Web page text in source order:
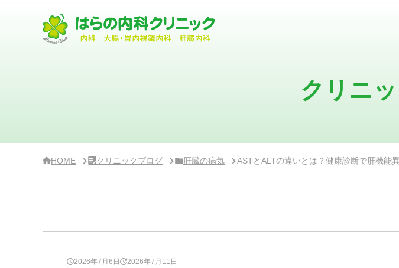
クリニ
HOME クリニックブログ 肝臓の病気 ASTとALTの違いとは？健康診断で肝機能
2026年7月6日 2026年7月11日